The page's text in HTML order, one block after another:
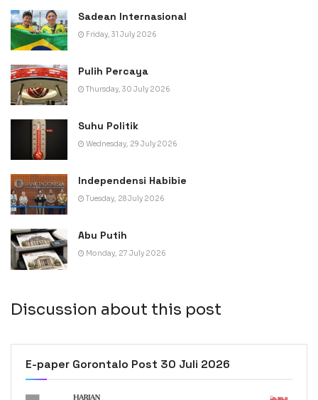
Sadean Internasional
Friday, 31 July 2026
Pulih Percaya
Thursday, 30 July 2026
Suhu Politik
Wednesday, 29 July 2026
Independensi Habibie
Tuesday, 28 July 2026
Abu Putih
Monday, 27 July 2026
Discussion about this post
E-paper Gorontalo Post 30 Juli 2026